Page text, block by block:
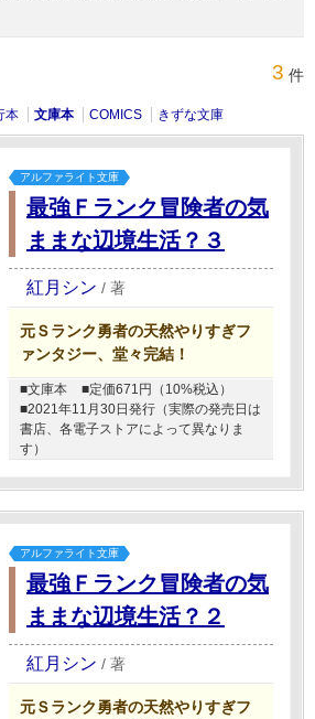
3 件
本 文庫本 COMICS きずな文庫
アルファライト文庫
最強Ｆランク冒険者の気
ままな辺境生活？３
紅月シン / 著
元Ｓランク勇者の天然やりすぎフ
ァンタジー、堂々完結！
■文庫本
■定価671円（10%税込）
■2021年11月30日発行（実際の発売日は
書店、各電子ストアによって異なりま
す）
アルファライト文庫
最強Ｆランク冒険者の気
ままな辺境生活？２
紅月シン / 著
元Ｓランク勇者の天然やりすぎフ